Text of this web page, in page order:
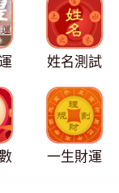
姓名測試
一生財運